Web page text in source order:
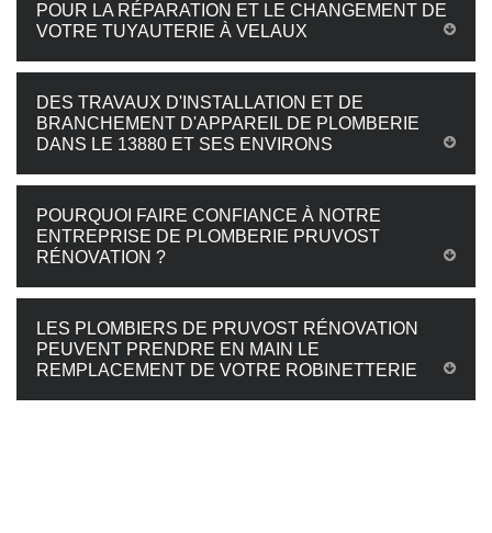
POUR LA RÉPARATION ET LE CHANGEMENT DE
VOTRE TUYAUTERIE À VELAUX
DES TRAVAUX D'INSTALLATION ET DE
BRANCHEMENT D'APPAREIL DE PLOMBERIE
DANS LE 13880 ET SES ENVIRONS
POURQUOI FAIRE CONFIANCE À NOTRE
ENTREPRISE DE PLOMBERIE PRUVOST
RÉNOVATION ?
LES PLOMBIERS DE PRUVOST RÉNOVATION
PEUVENT PRENDRE EN MAIN LE
REMPLACEMENT DE VOTRE ROBINETTERIE